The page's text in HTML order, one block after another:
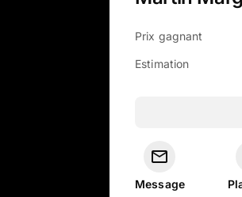
Prix gagnant
Estimation
Message